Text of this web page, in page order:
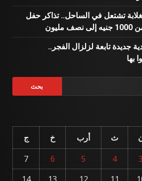
تشتعل في الساحل.. تذاكر حفل
ارتدادية جديدة تابعة لزلزال الفجر..
بها
ث أرب خ
ج
3
4
5
6
7